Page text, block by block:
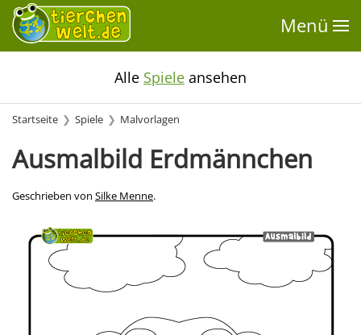
Menü
Alle Spiele ansehen
Startseite Spiele Malvorlagen
Ausmalbild Erdmännchen
Geschrieben von Silke Menne.